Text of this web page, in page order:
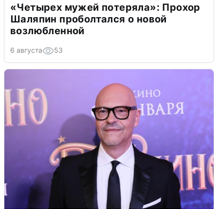
«Четырех мужей потеряла»: Прохор
Шаляпин проболтался о новой
возлюбленной
6 августа 53